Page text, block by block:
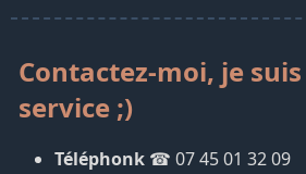
Contactez-moi, je
service ;)
Téléphonk ☎ 07 45 01 32 09